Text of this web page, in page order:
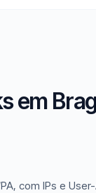
em
com IPs e